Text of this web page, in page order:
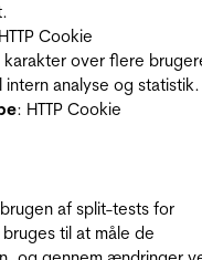
Cookie
over flere
analyse og statistik.
: HTTP Cookie
af split-tests for
til at måle de